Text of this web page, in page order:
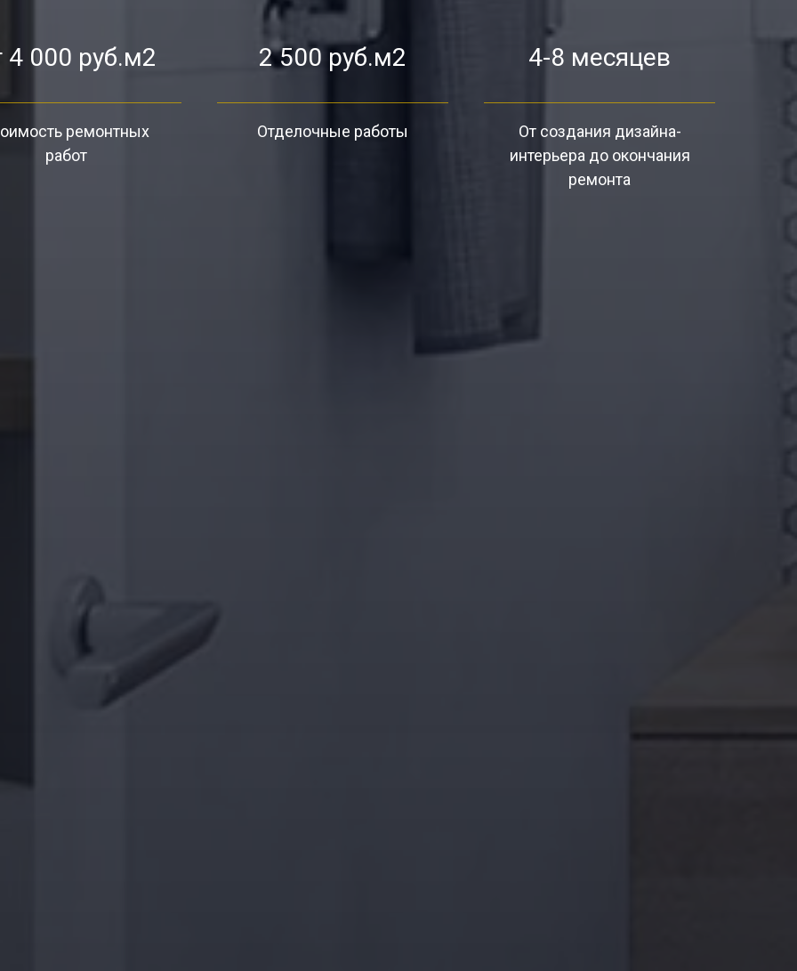
4 000 руб.м2
ремонтных
работ
2 500 руб.м2
Отделочные работы
4-8 месяцев
От создания дизайна-
интерьера до окончания
ремонта